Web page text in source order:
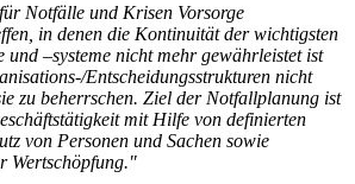
Notfälle und Krisen Vorsorge
in denen die Kontinuität der wichtigsten
und –systeme nicht mehr gewährleistet ist
Entscheidungsstrukturen nicht
zu beherrschen. Ziel der Notfallplanung ist
mit Hilfe von definierten
von Personen und Sachen sowie
Wertschöpfung."